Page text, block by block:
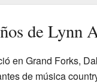
de Lynn
en Grand Forks,
de música